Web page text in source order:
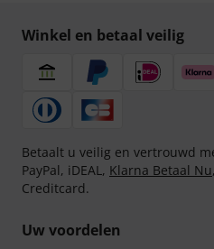
Winkel en betaal veilig
Betaalt u veilig en vertrouwd
PayPal, iDEAL, Klarna Betaal Nu,
Creditcard.
Uw voordelen